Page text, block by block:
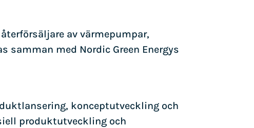
av värmepumpar,
med Nordic Green Energys
konceptutveckling och
produktutveckling och